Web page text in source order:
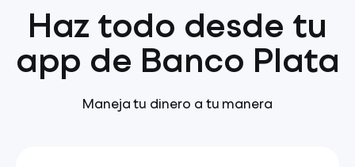
Haz todo desde tu
app de Banco Plata
Maneja tu dinero a tu manera